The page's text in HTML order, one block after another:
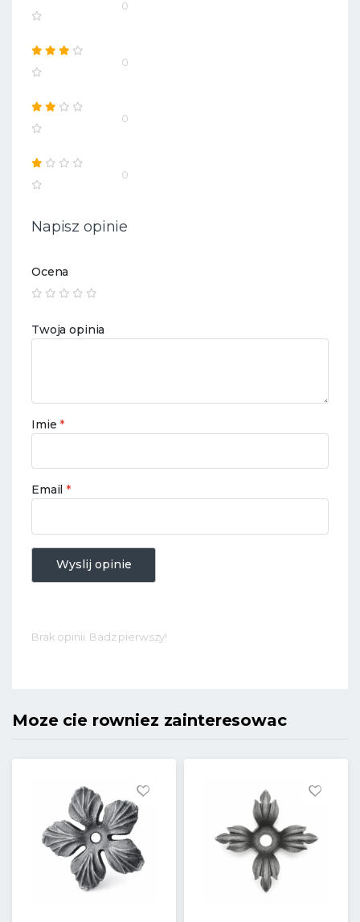
0
0
0
0
Napisz opinie
Ocena
Twoja opinia
Imie*
Email*
Wyslij opinie
Brak opinii. Badz pierwszy!
Moze cie rowniez zainteresowac